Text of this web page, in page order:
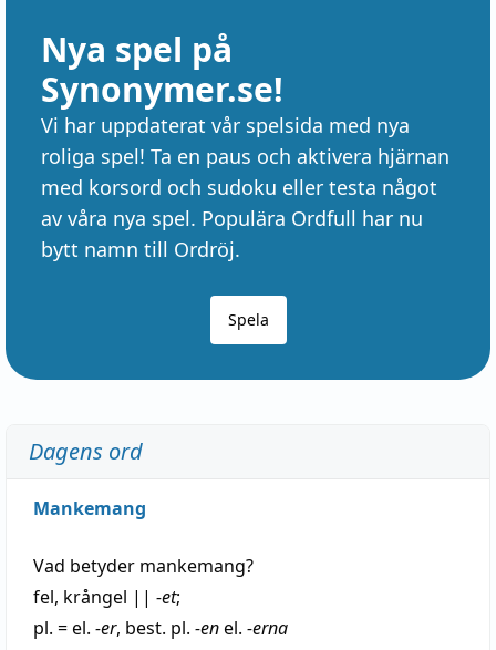
Nya spel på
Synonymer.se!
Vi har uppdaterat vår spelsida med nya
roliga spel! Ta en paus och aktivera hjärnan
med korsord och sudoku eller testa något
av våra nya spel. Populära Ordfull har nu
bytt namn till Ordröj.
Spela
Dagens ord
Mankemang
Vad betyder mankemang?
fel, krångel || -et;
pl. = el. -er, best. pl. -enel. -erna